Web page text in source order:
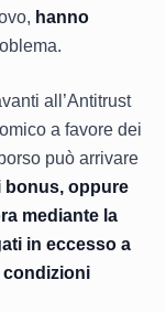
hanno
all’Antitrust
a favore dei
può arrivare
bonus, oppure
mediante la
in eccesso a
condizioni